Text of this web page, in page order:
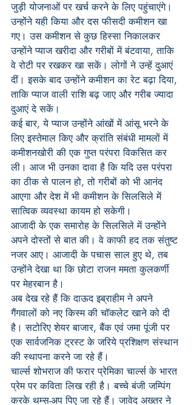
जुड़ी योजनाओं पर खर्च करने के लिए पहुंचाएंगे।
उन्होंने यही किया और दस फीसदी कमीशन खा
गए। उस कमीशन से कुछ हिस्सा निकालकर
उन्होंने प्याज खरीदा और गरीबों में बंटवाया, ताकि
वे रोटी पर रखकर खा सकें। लोगों ने उन्हें दुआएं
दीं। इसके बाद उन्होंने कमीशन का रेट बढ़ा दिया,
ताकि प्याज वाली राशि बढ़ जाए और गरीब ज्यादा
दुआएं दे सकें।
कई बार, ये प्याज उन्होंने आंखों में आंसू भरने के
लिए इस्तेमाल किए और क्रांति संबंधी मामलों में
कमीशनखोरी की एक गुप्त परंपरा विकसित कर
ली। आज भी उनका दावा है कि यदि उस परंपरा
का ठीक से पालन हो, तो गरीबों को भी आनंद
आएगा और देश में भी कमीशन के सिलसिले में
सात्विक व्यवस्था कायम हो सकेगी।
आजादी के एक समारोह के सिलसिले में उन्होंने
अपने दोस्तों से बात की। वे काफी हद तक संतुष्ट
नजर आए। आजादी के पचास साल हुए थे, तब
उन्होंने देखा था कि छोटा राजन ममता कुलकर्णी
पर मेहरबान है।
अब देख रहे हैं कि दाऊद इब्राहीम ने अपने
गैंगवालों को नए किस्म की चॉकलेट खाने को दी
है। सटोरिए शेयर बाजार, बैंक एवं जमा पूंजी पर
एक सार्वजनिक ट्रस्ट के जरिये प्रशिक्षण संस्थान
की स्थापना करने जा रहे हैं।
चार्ल्स शोभराज की फरार प्रेमिका चार्ल्स के भारत
प्रेम पर कविता लिख रही है। बच्चे बंजी जम्पिंग
करके थम्स-अप पिए जा रहे हैं। जावेद अख्तर ने